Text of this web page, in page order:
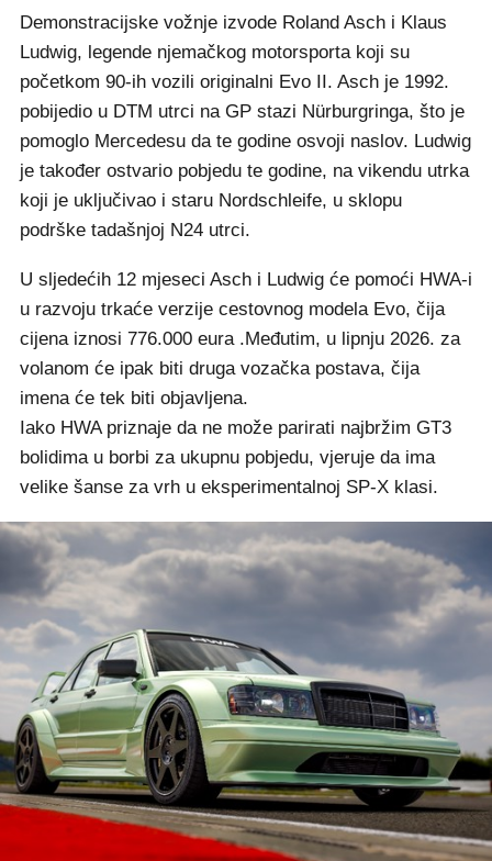
Demonstracijske vožnje izvode Roland Asch i Klaus
Ludwig, legende njemačkog motorsporta koji su
početkom 90-ih vozili originalni Evo II. Asch je 1992.
pobijedio u DTM utrci na GP stazi Nürburgringa, što je
pomoglo Mercedesu da te godine osvoji naslov. Ludwig
je također ostvario pobjedu te godine, na vikendu utrka
koji je uključivao i staru Nordschleife, u sklopu
podrške tadašnjoj N24 utrci.
U sljedećih 12 mjeseci Asch i Ludwig će pomoći HWA-i
u razvoju trkaće verzije cestovnog modela Evo, čija
cijena iznosi 776.000 eura .Međutim, u lipnju 2026. za
volanom će ipak biti druga vozačka postava, čija
imena će tek biti objavljena.
Iako HWA priznaje da ne može parirati najbržim GT3
bolidima u borbi za ukupnu pobjedu, vjeruje da ima
velike šanse za vrh u eksperimentalnoj SP-X klasi.